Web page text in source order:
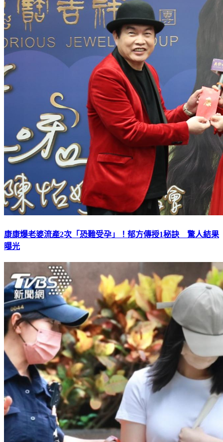
康康爆老婆流產2次「恐難受孕」！郁方傳授1秘訣 驚人結果
曝光